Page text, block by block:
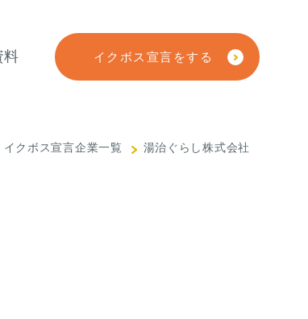
料 イクボス宣言をする
イクボス宣言企業一覧 湯治ぐらし株式会社